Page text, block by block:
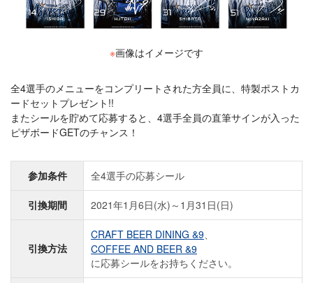
※画像はイメージです
全4選手のメニューをコンプリートされた方全員に、特製ポストカ
ードセットプレゼント!!
またシールを貯めて応募すると、4選手全員の直筆サインが入った
ピザボードGETのチャンス！
参加条件 全4選手の応募シール
引換期間 2021年1月6日(水)～1月31日(日)
引換方法
CRAFT BEER DINING &9
COFFEE AND BEER &9
に応募シールをお持ちください。